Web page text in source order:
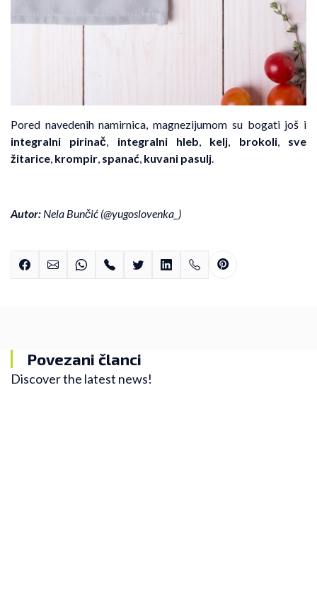
Pored navedenih namirnica, magnezijumom su bogati još i
integralni pirinač
integralni hleb kelj brokoli, sve
žitarice krompir spanać kuvani pasulj
Autor: Nela Bunčić (@yugoslovenka )
Povezani članci
Discover the latest news!